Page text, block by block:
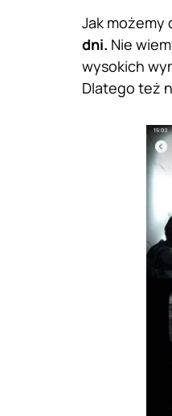
Jak możemy
dni. Nie
wysokich
Dlatego też